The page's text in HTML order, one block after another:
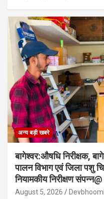
अन्य बड़ी खबरे
बागेश्वर:औषधि निरीक्षक,
पालन विभाग एवं जिला पशु
नियामकीय निरीक्षण
August 5, 2026